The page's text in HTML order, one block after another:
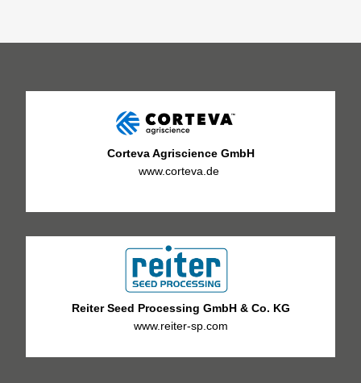
Corteva Agriscience GmbH
www.corteva.de
Reiter Seed Processing GmbH & Co. KG
www.reiter-sp.com